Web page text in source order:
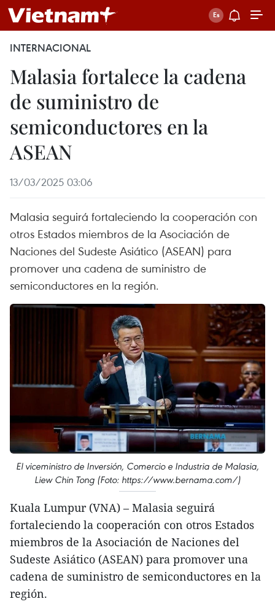
INTERNACIONAL
Malasia fortalece la cadena
de suministro de
semiconductores en la
ASEAN
13/03/2025 03:06
Malasia seguirá fortaleciendo la cooperación con
otros Estados miembros de la Asociación de
Naciones del Sudeste Asiático (ASEAN) para
promover una cadena de suministro de
semiconductores en la región.
El viceministro de Inversión, Comercio e Industria de Malasia,
Liew Chin Tong (Foto: https://www.bernama.com/)
Kuala Lumpur (VNA) – Malasia seguirá
fortaleciendo la cooperación con otros Estados
miembros de la Asociación de Naciones del
Sudeste Asiático (ASEAN) para promover una
cadena de suministro de semiconductores en la
región.